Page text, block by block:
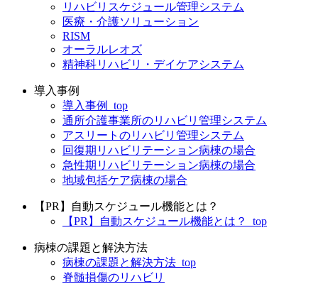
リハビリスケジュール管理システム
医療・介護ソリューション
RISM
オーラルレオズ
精神科リハビリ・デイケアシステム
導入事例
導入事例_top
通所介護事業所のリハビリ管理システム
アスリートのリハビリ管理システム
回復期リハビリテーション病棟の場合
急性期リハビリテーション病棟の場合
地域包括ケア病棟の場合
【PR】自動スケジュール機能とは？
【PR】自動スケジュール機能とは？_top
病棟の課題と解決方法
病棟の課題と解決方法_top
脊髄損傷のリハビリ